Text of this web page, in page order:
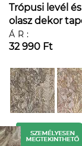
Trópusi levél
olasz dekor
ÁR:
32 990 Ft